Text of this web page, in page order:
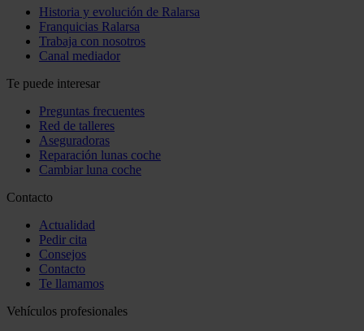
Historia y evolución de Ralarsa
Franquicias Ralarsa
Trabaja con nosotros
Canal mediador
Te puede interesar
Preguntas frecuentes
Red de talleres
Aseguradoras
Reparación lunas coche
Cambiar luna coche
Contacto
Actualidad
Pedir cita
Consejos
Contacto
Te llamamos
Vehículos profesionales